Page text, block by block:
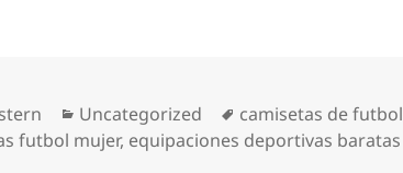
Categorías
Uncategorized Etiquetas
camisetas de futbol
futbol mujer, equipaciones deportivas baratas